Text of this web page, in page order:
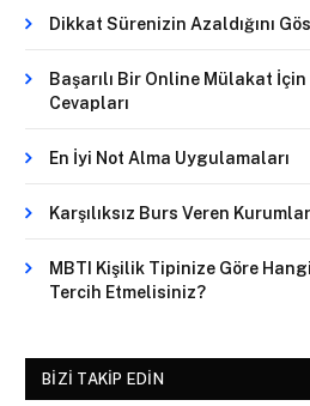
Dikkat Sürenizin Azaldığını
Başarılı Bir Online Mülakat
Cevapları
En İyi Not Alma Uygulamaları
Karşılıksız Burs Veren Kurumlar
MBTI Kişilik Tipinize Göre
Tercih Etmelisiniz?
BIZI TAKIP EDIN